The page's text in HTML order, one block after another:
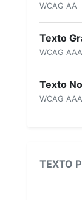
WCAG AA
Texto
WCAG AAA
Texto
WCAG AAA
TEXTO